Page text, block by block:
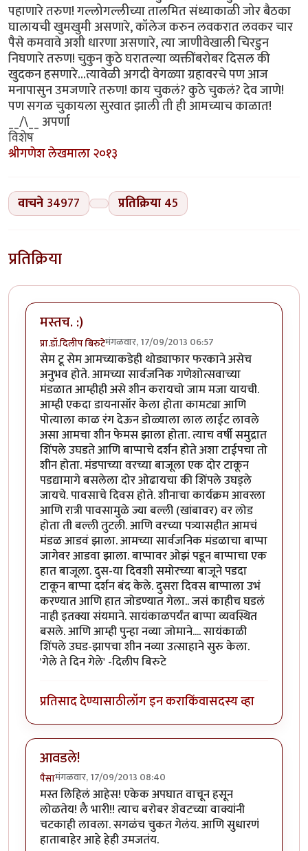
पहाणारे तरुण! गल्लोगल्लीच्या तालमित संध्याकाळी जोर बैठका
घालायची खुमखुमी असणारे, कॉलेज करुन लवकरात लवकर चार
पैसे कमवावे अशी धारणा असणारे, त्या जाणीवेखाली चिरडुन
निघणारे तरुण! चुकुन कुठे घरातल्या व्यक्तींबरोबर दिसल की
खुदकन हसणारे...त्यावेळी अगदी वेगळ्या ग्रहावरचे पण आज
मनापासुन उमजणारे तरुण! काय चुकलं? कुठे चुकलं? देव जाणे!
पण सगळ चुकायला सुरवात झाली ती ही आमच्याच काळात!
__/\__ अपर्णा
विशेष
श्रीगणेश लेखमाला २०१३
वाचने 34977 प्रतिक्रिया 45
प्रतिक्रिया
मस्तच. :)
प्रा.डॉ.दिलीप बिरुटेमंगळवार, 17/09/2013 06:57
सेम टू सेम आमच्याकडेही थोड्याफार फरकाने असेच
अनुभव होते. आमच्या सार्वजनिक गणेशोत्सवाच्या
मंडळात आम्हीही असे शीन करायचो जाम मजा यायची.
आम्ही एकदा डायनासॉर केला होता कामट्या आणि
पोत्याला काळ रंग देऊन डोळ्याला लाल लाईट लावले
असा आमचा शीन फेमस झाला होता. त्याच वर्षी समुद्रात
शिंपले उघडते आणि बाप्पाचे दर्शन होते अशा टाईपचा तो
शीन होता. मंडपाच्या वरच्या बाजूला एक दोर टाकून
पडद्यामागे बसलेला दोर ओढायचा की शिंपले उघड्ले
जायचे. पावसाचे दिवस होते. शीनाचा कार्यक्रम आवरला
आणि रात्री पावसामुळे ज्या बल्ली (खांबावर) वर लोड
होता ती बल्ली तुटली. आणि वरच्या पत्र्यासहीत आमचं
मंडळ आडवं झाला. आमच्या सार्वजनिक मंडळाचा बाप्पा
जागेवर आडवा झाला. बाप्पावर ओझं पडून बाप्पाचा एक
हात बाजूला. दुस-या दिवशी समोरच्या बाजूने पडदा
टाकून बाप्पा दर्शन बंद केले. दुसरा दिवस बाप्पाला उभं
करण्यात आणि हात जोडण्यात गेला.. जसं काहीच घडलं
नाही इतक्या संयमाने. सायंकाळपर्यंत बाप्पा व्यवस्थित
बसले. आणि आम्ही पुन्हा नव्या जोमाने.... सायंकाळी
शिंपले उघड-झापचा शीन नव्या उत्साहाने सुरु केला.
'गेले ते दिन गेले' -दिलीप बिरुटे
प्रतिसाद देण्यासाठीलॉग इन कराकिंवासदस्य व्हा
आवडले!
पैसामंगळवार, 17/09/2013 08:40
मस्त लिहिलं आहेस! एकेक अपघात वाचून हसून
लोळतेय! लै भारी!! त्याच बरोबर शेवटच्या वाक्यांनी
चटकाही लावला. सगळंच चुकत गेलंय. आणि सुधारणं
हाताबाहेर आहे हेही उमजतंय.